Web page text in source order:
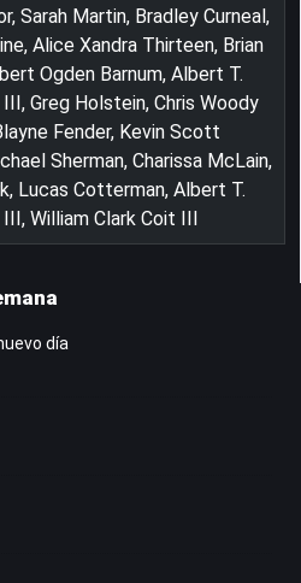
Sarah Martin, Bradley Curneal,
Alice Xandra Thirteen, Brian
Ogden Barnum, Albert T.
Greg Holstein, Chris Woody
Fender, Kevin Scott
Sherman, Charissa McLain,
Lucas Cotterman, Albert T.
William Clark Coit III
día